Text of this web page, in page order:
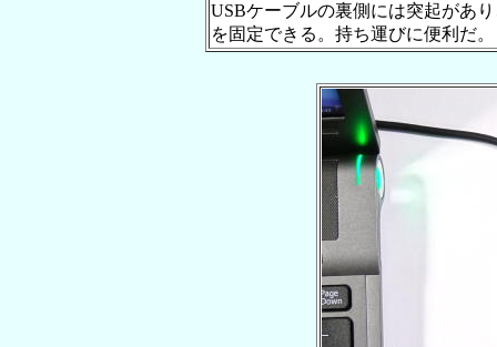
USBケーブルの裏側には突起があ
を固定できる。持ち運びに便利だ。